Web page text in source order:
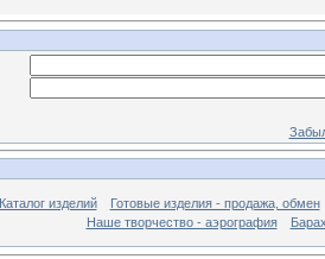
Каталог изделий
Готовые изделия - продажа, обмен
Наше творчество - аэрография